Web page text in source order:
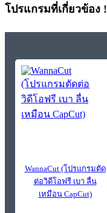
โปรแกรมที่เกี่ยวข้อง !
WannaCut (โปรแกรมตัด
ต่อวิดีโอฟรี เบา ลื่น
เหมือน CapCut)